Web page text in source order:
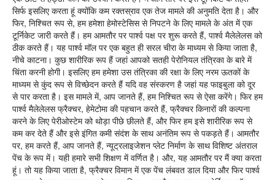
सिर्फ इसलिए करता हूं क्योंकि कम रक्तस्राव एक तेज मामले की अनुमति देता है। और
फिर, निश्चित रूप से, हम हमेशा हेमोस्टेसिस से निपटने के लिए मामले के अंत में एक
टूर्निकेट जारी करते हैं। हम आमतौर पर पार्श्व पक्ष पर शुरू करते हैं, पार्श्व मैलेलेलस को
ठीक करते हैं। यह पार्श्व मॉल पर एक बहुत ही सरल चीरा के माध्यम से किया जाता है,
नीचे काटना। कुछ शारीरिक रूप हैं जहां आपको सतही पेरोनियल तंत्रिका के बारे में
चिंता करनी होगी। इसलिए हम हमेशा उस तंत्रिका की रक्षा के लिए नरम ऊतकों के
माध्यम से कुंद रूप से विच्छेदन करते हैं यदि वह संस्करण है जहां यह फाइबुला को दूर
से पार करता है। इस मामले में, आप जानते हैं, हम निश्चित रूप से ऐसा करेंगे। फिर हम
पार्श्व मैलेलेलस फ्रैक्चर, हेमेटोमा की पहचान करते हैं, फ्रैक्चर किनारों की कल्पना
करने के लिए पेरीओस्टेम को थोड़ा पीछे छीलते हैं, और फिर हम इसे शारीरिक रूप से
कम कर देते हैं और इसे इंगित कमी संदंश के साथ अनंतिम रूप से पकड़ते हैं। आमतौर
पर, हम करते हैं, आप जानते हैं, न्यूट्रलाइजेशन प्लेट निर्माण के साथ विशिष्ट अंतराल
पेंच के रूप में। यही हमारे सभी शिक्षण में वर्णित है। और, यह आमतौर पर मैं क्या करता
हूं। तो यह किया जाता है, फ्रैक्चर विमान में एक पेंच लंबवत डाल दिया और फिर पार्श्व